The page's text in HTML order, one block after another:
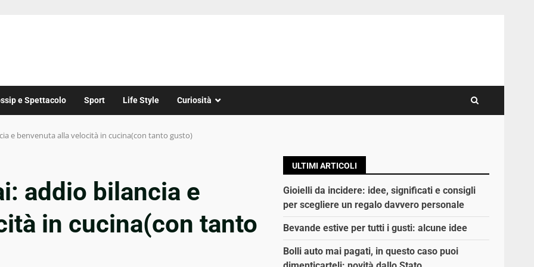
e Spettacolo Sport Life Style Curiosità
e benvenuta alla velocità in cucina(con tanto gusto)
addio bilancia e
in cucina(con tanto
ULTIMI ARTICOLI
Gioielli da incidere: idee, significati e consigli
per scegliere un regalo davvero personale
Bevande estive per tutti i gusti: alcune idee
Bolli auto mai pagati, in questo caso puoi